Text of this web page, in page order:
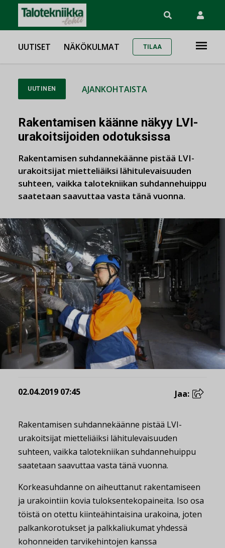
UUTISET NÄKÖKULMAT TILAA
UUTINEN AJANKOHTAISTA
Rakentamisen käänne näkyy LVI-
urakoitsijoiden odotuksissa
Rakentamisen suhdannekäänne pistää LVI-
urakoitsijat mietteliäiksi lähitulevaisuuden
suhteen, vaikka talotekniikan suhdannehuippu
saatetaan saavuttaa vasta tänä vuonna.
02.04.2019 07:45 Jaa:
Rakentamisen suhdannekäänne pistää LVI-
urakoitsijat mietteliäiksi lähitulevaisuuden
suhteen, vaikka talotekniikan suhdannehuippu
saatetaan saavuttaa vasta tänä vuonna.
Korkeasuhdanne on aiheuttanut rakentamiseen
ja urakointiin kovia tuloksentekopaineita. Iso osa
töistä on otettu kiinteähintaisina urakoina, joten
palkankorotukset ja palkkaliukumat yhdessä
kohonneiden tarvikehintojen kanssa